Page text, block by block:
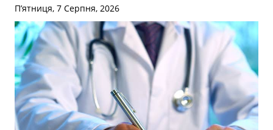
П’ятниця, 7 Серпня, 2026